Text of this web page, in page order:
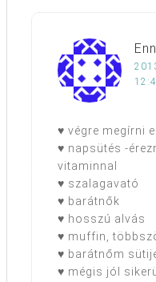
Enn
♥ végre megírni
♥ napsütés -
vitaminnal
♥ szalagavató
♥ barátnők
♥ hosszú alvás
♥ muffin,
♥ barátnőm
♥ mégis jól